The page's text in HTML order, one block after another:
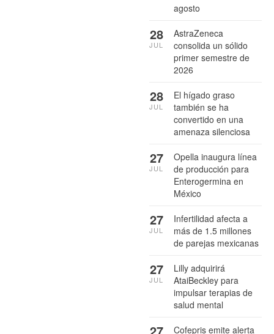
agosto
AstraZeneca
consolida un sólido
primer semestre de
2026
28
JUL
El hígado graso
también se ha
convertido en una
amenaza silenciosa
28
JUL
Opella inaugura línea
de producción para
Enterogermina en
México
27
JUL
Infertilidad afecta a
más de 1.5 millones
de parejas mexicanas
27
JUL
Lilly adquirirá
AtaiBeckley para
impulsar terapias de
salud mental
27
JUL
Cofepris emite alerta